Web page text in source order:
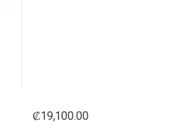
₡19,100.00